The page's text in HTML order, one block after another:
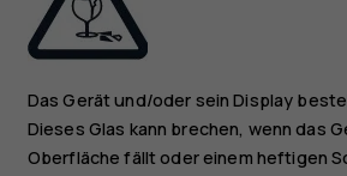
Das Gerät und/oder sein Display
Dieses Glas kann brechen, wenn das
Oberfläche fällt oder einem heftigen